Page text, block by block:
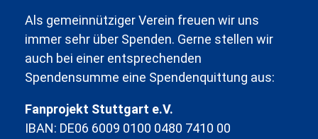
Als gemeinnütziger Verein freuen wir uns
immer sehr über Spenden. Gerne stellen wir
auch bei einer entsprechenden
Spendensumme eine Spendenquittung aus:
Fanprojekt Stuttgart e.V.
IBAN: DE06 6009 0100 0480 7410 00